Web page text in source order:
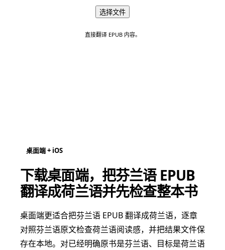
选择文件
直接翻译 EPUB 内容。
桌面端 + iOS
下载桌面端，把芬兰语 EPUB
翻译成荷兰语并先检查整本书
桌面端更适合把芬兰语 EPUB 翻译成荷兰语，逐章
对照芬兰语原文检查荷兰语阅读感，并把结果文件保
存在本地。对已经明确原书是芬兰语、目标是荷兰语